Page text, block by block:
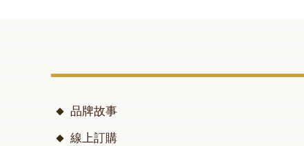
品牌故事
線上訂購